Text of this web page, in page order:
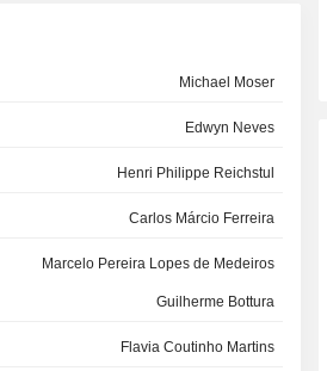
Michael Moser
Edwyn Neves
Henri Philippe Reichstul
Carlos Márcio Ferreira
Marcelo Pereira Lopes de Medeiros
Guilherme Bottura
Flavia Coutinho Martins